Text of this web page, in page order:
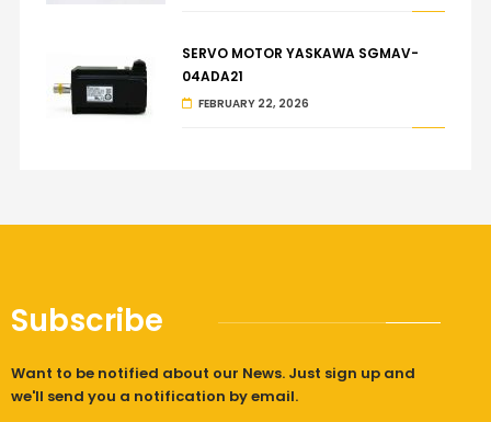
SERVO MOTOR YASKAWA SGMAV-
04ADA21
FEBRUARY 22, 2026
Subscribe
Want to be notified about our News. Just sign up and
we'll send you a notification by email.